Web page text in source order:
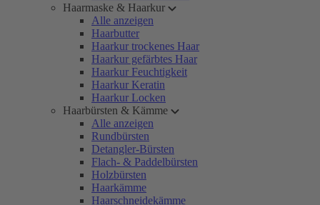
Haarmaske & Haarkur
Alle anzeigen
Haarbutter
Haarkur trockenes Haar
Haarkur gefärbtes Haar
Haarkur Feuchtigkeit
Haarkur Keratin
Haarkur Locken
Haarbürsten & Kämme
Alle anzeigen
Rundbürsten
Detangler-Bürsten
Flach- & Paddelbürsten
Holzbürsten
Haarkämme
Haarschneidekämme